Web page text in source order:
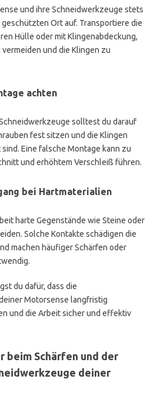
und ihre Schneidwerkzeuge stets
Ort auf. Transportiere die
Hülle oder mit Klingenabdeckung,
und die Klingen zu
achten
solltest du darauf
fest sitzen und die Klingen
Eine falsche Montage kann zu
und erhöhtem Verschleiß führen.
bei Hartmaterialien
harte Gegenstände wie Steine oder
Solche Kontakte schädigen die
machen häufiger Schärfen oder
du dafür, dass die
Motorsense langfristig
und die Arbeit sicher und effektiv
beim Schärfen und der
deiner